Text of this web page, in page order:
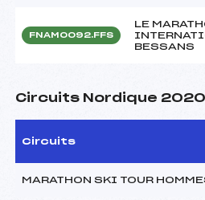
FNAM0092.FFS
LE
BESSANS
Circuits Nordique 2020
Circuits
MARATHON SKI TOUR